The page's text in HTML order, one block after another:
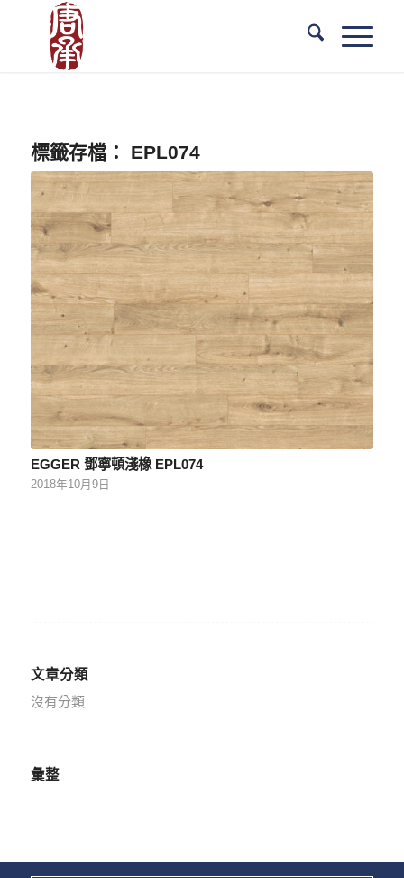
標籤存檔： EPL074
EGGER 鄧寧頓淺橡 EPL074
2018年10月9日
文章分類
沒有分類
彙整